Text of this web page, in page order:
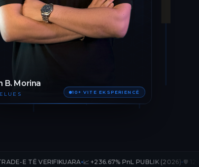
B. Morina
10+ VITE EKSPERIENCË
📈 +236.67% PnL PUBLIK (2026) 🛡️ 12 MUAJ AKSES